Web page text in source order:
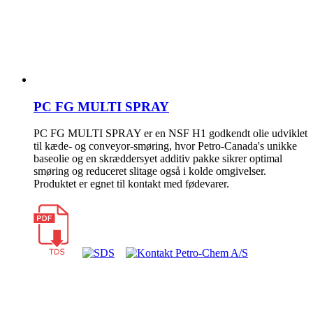
PC FG MULTI SPRAY
PC FG MULTI SPRAY er en NSF H1 godkendt olie udviklet
til kæde- og conveyor-smøring, hvor Petro-Canada's unikke
baseolie og en skræddersyet additiv pakke sikrer optimal
smøring og reduceret slitage også i kolde omgivelser.
Produktet er egnet til kontakt med fødevarer.